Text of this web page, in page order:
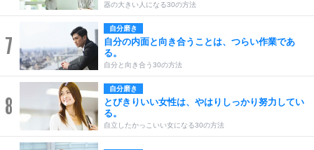
器の大きい人になる30の方法
7
自分磨き
自分の内面と向き合うことは、つらい作業であ
る。
自分と向き合う30の方法
8
自分磨き
とびきりいい女性は、やはりしっかり努力してい
る。
自立したかっこいい女になる30の方法